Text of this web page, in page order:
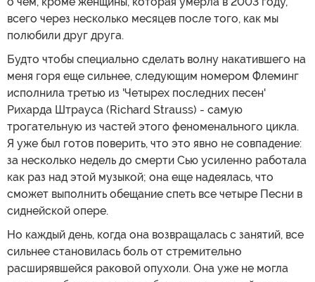
всего через несколько месяцев после того, как мы
полюбили друг друга.
Будто чтобы специально сделать волну накатившего на
меня горя еще сильнее, следующим номером Флеминг
исполнила третью из 'Четырех последних песен'
Рихарда Штрауса (Richard Strauss) - самую
трогательную из частей этого феноменального цикла.
Я уже был готов поверить, что это явно не совпадение:
за несколько недель до смерти Сью усиленно работала
как раз над этой музыкой; она еще надеялась, что
сможет выполнить обещание спеть все четыре Песни в
сиднейской опере.
Но каждый день, когда она возвращалась с занятий, все
сильнее становилась боль от стремительно
расширявшейся раковой опухоли. Она уже не могла